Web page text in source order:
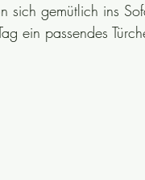
sich gemütlich ins
ein passendes